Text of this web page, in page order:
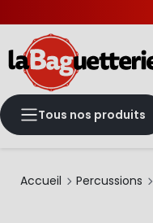
Tous nos produits
Accueil Percussions